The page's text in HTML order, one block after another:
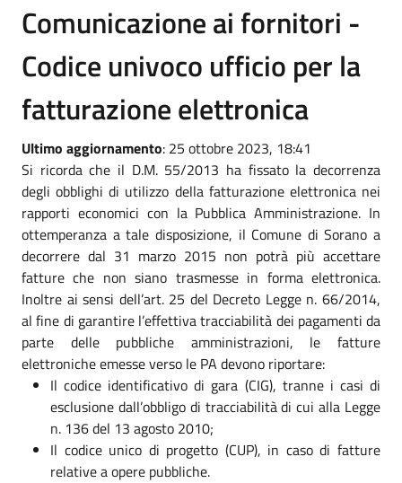
Comunicazione ai fornitori -
Codice univoco ufficio per la
fatturazione elettronica
Ultimo aggiornamento: 25 ottobre 2023, 18:41
Si ricorda che il D.M. 55/2013 ha fissato la decorrenza
degli obblighi di utilizzo della fatturazione elettronica nei
rapporti economici con la Pubblica Amministrazione. In
ottemperanza a tale disposizione, il Comune di Sorano a
decorrere dal 31 marzo 2015 non potrà più accettare
fatture che non siano trasmesse in forma elettronica.
Inoltre ai sensi dell’art. 25 del Decreto Legge n. 66/2014,
al fine di garantire l’effettiva tracciabilità dei pagamenti da
parte delle pubbliche amministrazioni, le fatture
elettroniche emesse verso le PA devono riportare:
Il codice identificativo di gara (CIG), tranne i casi di
esclusione dall’obbligo di tracciabilità di cui alla Legge
n. 136 del 13 agosto 2010;
Il codice unico di progetto (CUP), in caso di fatture
relative a opere pubbliche.